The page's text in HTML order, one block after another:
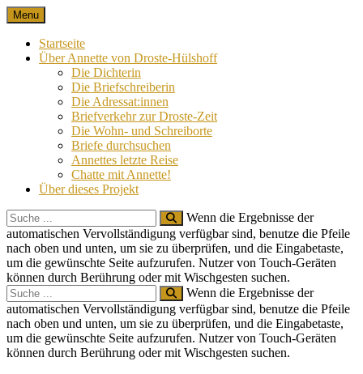
Skip
to
content
Nach 100 Jahren
Annette von Droste-Hülshoff in Briefen
Menu
Startseite
Über Annette von Droste-Hülshoff
Die Dichterin
Die Briefschreiberin
Die Adressat:innen
Briefverkehr zur Droste-Zeit
Die Wohn- und Schreiborte
Briefe durchsuchen
Annettes letzte Reise
Chatte mit Annette!
Über dieses Projekt
Search
for:
Wenn die Ergebnisse der
automatischen Vervollständigung verfügbar sind, benutze die Pfeile
nach oben und unten, um sie zu überprüfen, und die Eingabetaste,
um die gewünschte Seite aufzurufen. Nutzer von Touch-Geräten
können durch Berührung oder mit Wischgesten suchen.
Search
for:
Wenn die Ergebnisse der
automatischen Vervollständigung verfügbar sind, benutze die Pfeile
nach oben und unten, um sie zu überprüfen, und die Eingabetaste,
um die gewünschte Seite aufzurufen. Nutzer von Touch-Geräten
können durch Berührung oder mit Wischgesten suchen.